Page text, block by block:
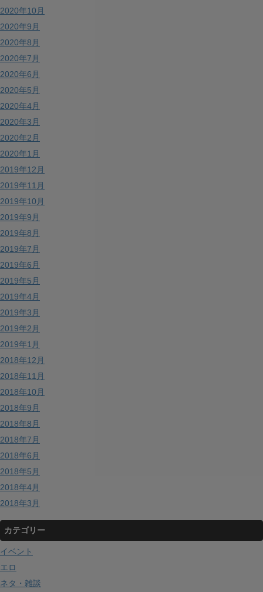
2020年10月
2020年9月
2020年8月
2020年7月
2020年6月
2020年5月
2020年4月
2020年3月
2020年2月
2020年1月
2019年12月
2019年11月
2019年10月
2019年9月
2019年8月
2019年7月
2019年6月
2019年5月
2019年4月
2019年3月
2019年2月
2019年1月
2018年12月
2018年11月
2018年10月
2018年9月
2018年8月
2018年7月
2018年6月
2018年5月
2018年4月
2018年3月
カテゴリー
イベント
エロ
ネタ・雑談